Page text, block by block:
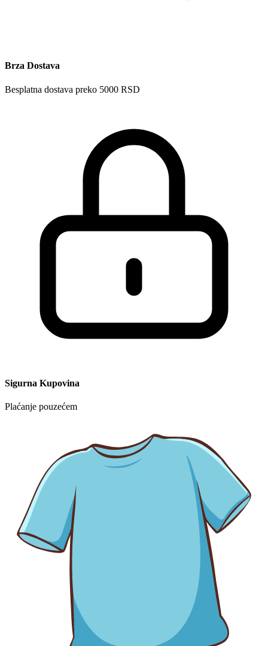
Brza Dostava
Besplatna dostava preko 5000 RSD
Sigurna Kupovina
Plaćanje pouzećem